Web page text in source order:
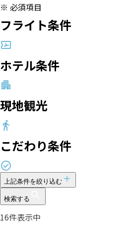
※ 必須項目
フライト条件
ホテル条件
現地観光
こだわり条件
上記条件を絞り込む
検索する
16件表示中